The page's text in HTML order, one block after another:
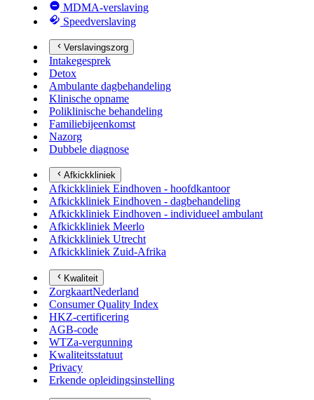
MDMA-verslaving
Speedverslaving
Verslavingszorg
Intakegesprek
Detox
Ambulante dagbehandeling
Klinische opname
Poliklinische behandeling
Familiebijeenkomst
Nazorg
Dubbele diagnose
Afkickkliniek
Afkickkliniek Eindhoven - hoofdkantoor
Afkickkliniek Eindhoven - dagbehandeling
Afkickkliniek Eindhoven - individueel ambulant
Afkickkliniek Meerlo
Afkickkliniek Utrecht
Afkickkliniek Zuid-Afrika
Kwaliteit
ZorgkaartNederland
Consumer Quality Index
HKZ-certificering
AGB-code
WTZa-vergunning
Kwaliteitsstatuut
Privacy
Erkende opleidingsinstelling